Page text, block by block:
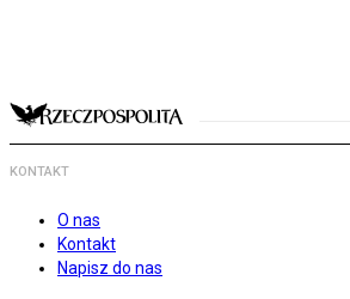
KONTAKT
O nas
Kontakt
Napisz do nas